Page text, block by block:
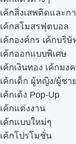
เค้กสิ่งเสพติดและก
เค้กสโมสรฟุตบอล
เค้กองค์กร เค้กบริษั
เค้กออกแบบพิเศษ
เค้กเงินทอง เค้กมง
เค้กเด็ก ผู้หญิง/ผู้ชาย
เค้กเด้ง Pop-Up
เค้กแต่งงาน
เค้กแบบใหม่ๆ
เค้กโปรโมชั่น